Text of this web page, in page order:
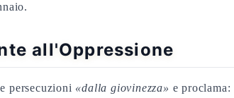
all'Oppressione
persecuzioni «dalla giovinezza» e proclama: